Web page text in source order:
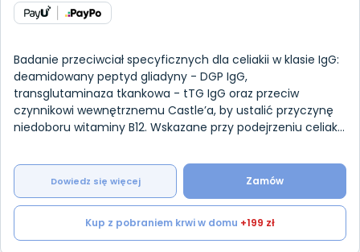
Badanie przeciwciał specyficznych dla celiakii w klasie IgG:
deamidowany peptyd gliadyny - DGP IgG,
transglutaminaza tkankowa - tTG IgG oraz przeciw
czynnikowi wewnętrznemu Castle’a, by ustalić przyczynę
niedoboru witaminy B12. Wskazane przy podejrzeniu celiakii
Dowiedz się więcej Zamów
Kup z pobraniem krwi w domu +199 zł